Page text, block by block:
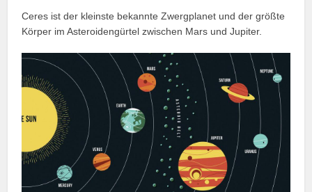
Ceres ist der kleinste bekannte Zwergplanet und der größte
Körper im Asteroidengürtel zwischen Mars und Jupiter.